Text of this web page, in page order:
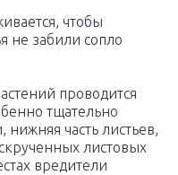
чтобы
не забили сопло
проводится
тщательно
часть листьев,
листовых
вредители